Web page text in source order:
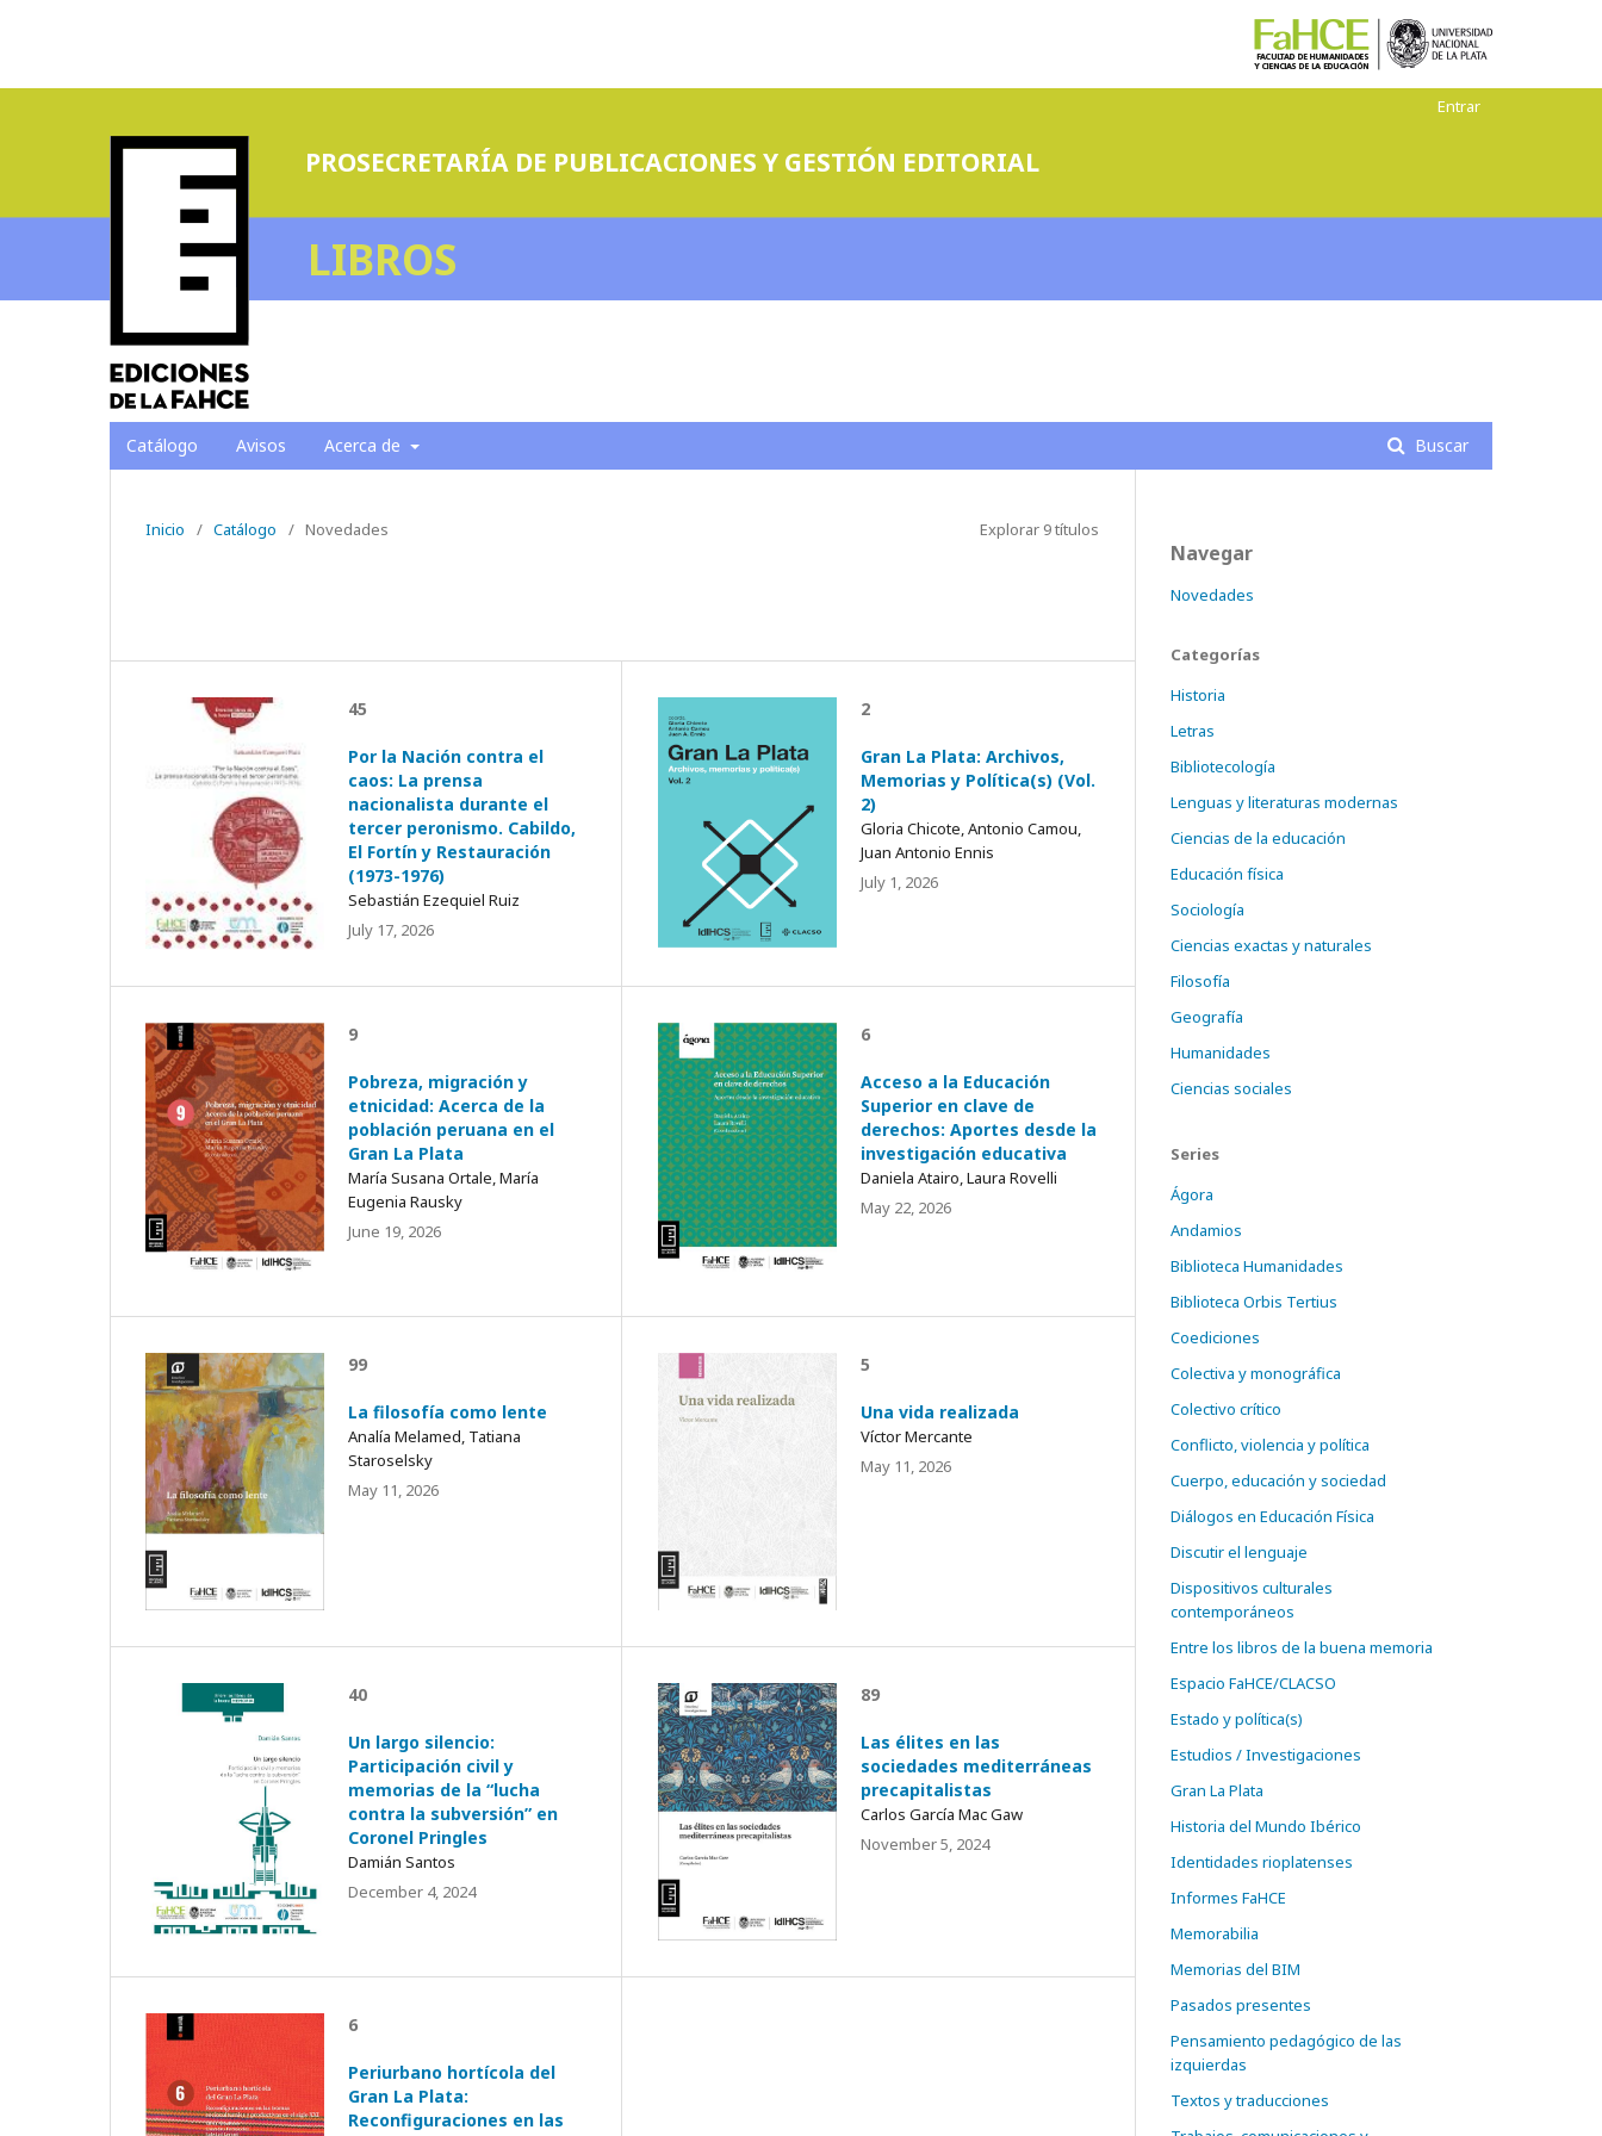
PROSECRETARÍA DE PUBLICACIONES Y GESTIÓN EDITORIAL
LIBROS
Catálogo Avisos Acerca de Buscar
Entrar
Inicio / Catálogo / Novedades Explorar 9 títulos
45
Por la Nación contra el
caos: La prensa
nacionalista durante el
tercer peronismo. Cabildo,
El Fortín y Restauración
(1973-1976)
Sebastián Ezequiel Ruiz
July 17, 2026
2
Gran La Plata: Archivos,
Memorias y Política(s) (Vol.
2)
Gloria Chicote, Antonio Camou,
Juan Antonio Ennis
July 1, 2026
9
Pobreza, migración y
etnicidad: Acerca de la
población peruana en el
Gran La Plata
María Susana Ortale, María
Eugenia Rausky
June 19, 2026
6
Acceso a la Educación
Superior en clave de
derechos: Aportes desde la
investigación educativa
Daniela Atairo, Laura Rovelli
May 22, 2026
99
La filosofía como lente
Analía Melamed, Tatiana
Staroselsky
May 11, 2026
5
Una vida realizada
Víctor Mercante
May 11, 2026
40
Un largo silencio:
Participación civil y
memorias de la “lucha
contra la subversión” en
Coronel Pringles
Damián Santos
December 4, 2024
89
Las élites en las
sociedades mediterráneas
precapitalistas
Carlos García Mac Gaw
November 5, 2024
6
Periurbano hortícola del
Gran La Plata:
Reconfiguraciones en las
Navegar
Novedades
Categorías
Historia
Letras
Bibliotecología
Lenguas y literaturas modernas
Ciencias de la educación
Educación física
Sociología
Ciencias exactas y naturales
Filosofía
Geografía
Humanidades
Ciencias sociales
Series
Ágora
Andamios
Biblioteca Humanidades
Biblioteca Orbis Tertius
Coediciones
Colectiva y monográfica
Colectivo crítico
Conflicto, violencia y política
Cuerpo, educación y sociedad
Diálogos en Educación Física
Discutir el lenguaje
Dispositivos culturales
contemporáneos
Entre los libros de la buena memoria
Espacio FaHCE/CLACSO
Estado y política(s)
Estudios / Investigaciones
Gran La Plata
Historia del Mundo Ibérico
Identidades rioplatenses
Informes FaHCE
Memorabilia
Memorias del BIM
Pasados presentes
Pensamiento pedagógico de las
izquierdas
Textos y traducciones